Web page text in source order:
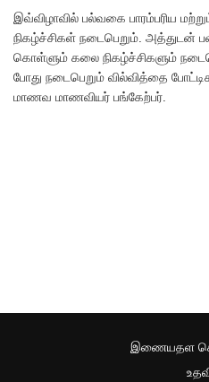
இவ்விழாவில் பல்வகை பாரம்பரிய
நிகழ்ச்சிகள் நடைபெறும். அத்துடன்
கொள்ளும் கலை நிகழ்ச்சிகளும்
போது நடைபெறும் வில்வித்தை
மாணவ மாணவியர் பங்கேற்பர்.
இணையதள